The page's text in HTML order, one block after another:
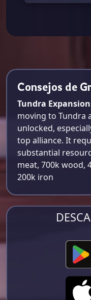
Consejos de
Tundra Expansion
moving to Tundra
unlocked,
top alliance. It
substantial
meat, 700k wood,
200k iron​